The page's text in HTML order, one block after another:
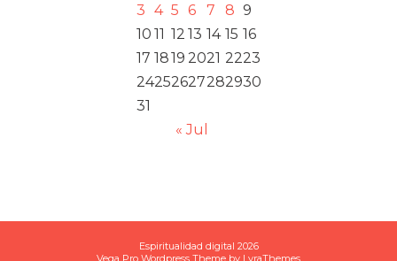
3 4 5 6 7 8 9
10 11 12 13 14 15 16
17 1819 2021 2223
24252627282930
31
« Jul
Espiritualidad digital 2026
Vega Pro Wordpress Theme by LyraThemes